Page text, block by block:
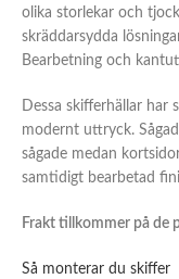
olika storlekar och
skräddarsydda
Bearbetning och
Dessa skifferhällar har
modernt uttryck.
sågade medan
samtidigt bearbetad
Frakt tillkommer på de
Så monterar du skiffer